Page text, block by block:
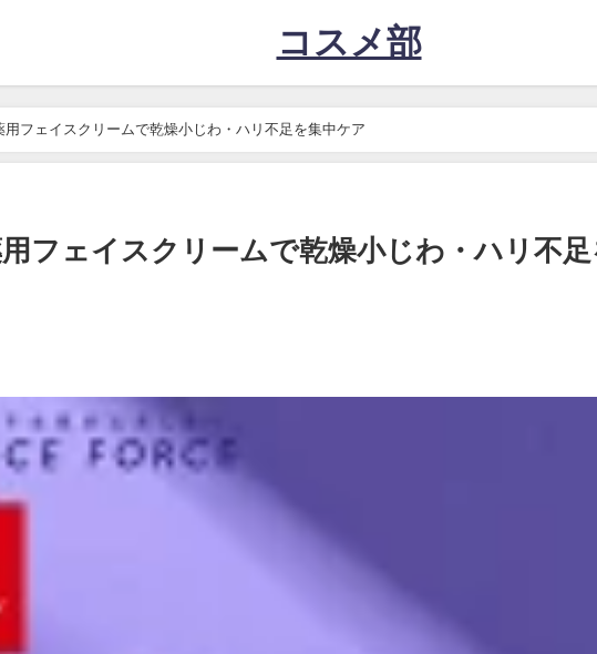
コスメ部
用フェイスクリームで乾燥小じわ・ハリ不足を集中ケア
フェイスクリームで乾燥小じわ・ハリ不足